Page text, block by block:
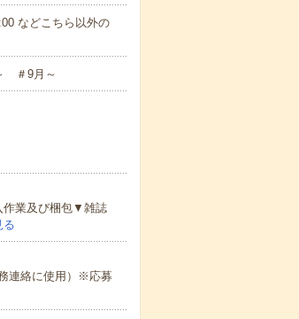
などこちら以外の
＃9月～
作業及び梱包▼雑誌
る
連絡に使用）※応募